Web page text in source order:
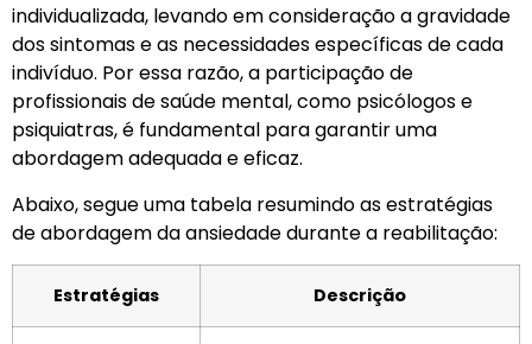
individualizada, levando em consideração a gravidade
dos sintomas e as necessidades específicas de cada
indivíduo. Por essa razão, a participação de
profissionais de saúde mental, como psicólogos e
psiquiatras, é fundamental para garantir uma
abordagem adequada e eficaz.
Abaixo, segue uma tabela resumindo as estratégias
de abordagem da ansiedade durante a reabilitação:
Estratégias Descrição